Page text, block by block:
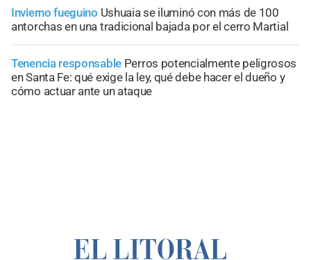
Invierno fueguino Ushuaia se iluminó con más de 100
antorchas en una tradicional bajada por el cerro Martial
Tenencia responsable Perros potencialmente peligrosos
en Santa Fe: qué exige la ley, qué debe hacer el dueño y
cómo actuar ante un ataque